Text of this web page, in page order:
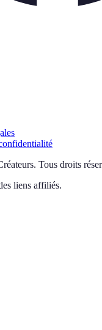
. Tous droits
liens affiliés.